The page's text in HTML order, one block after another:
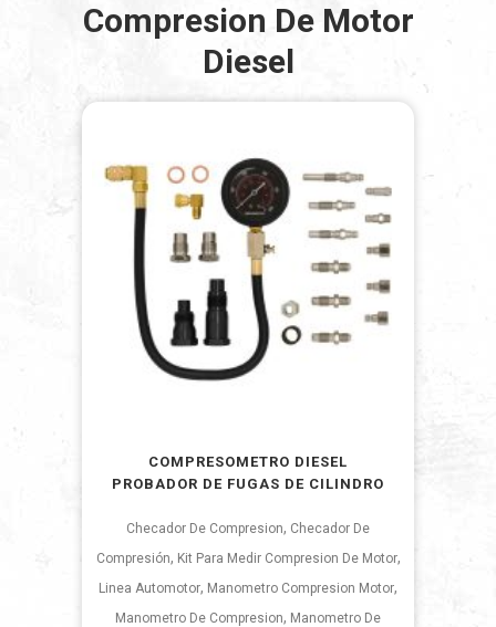
Compresion De Motor
Diesel
COMPRESOMETRO DIESEL
PROBADOR DE FUGAS DE CILINDRO
Checador De Compresion, Checador De
Compresión, Kit Para Medir Compresion De Motor,
Linea Automotor, Manometro Compresion Motor,
Manometro De Compresion, Manometro De